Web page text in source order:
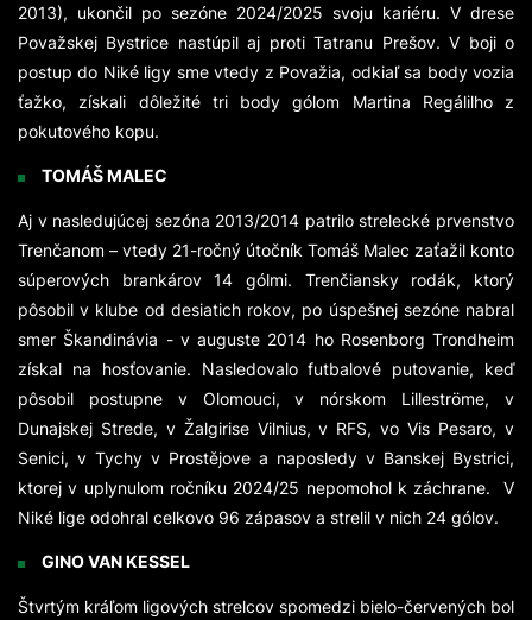
2013), ukončil po sezóne 2024/2025 svoju kariéru. V drese
Považskej Bystrice nastúpil aj proti Tatranu Prešov. V boji o
postup do Niké ligy sme vtedy z Považia, odkiaľ sa body vozia
ťažko, získali dôležité tri body gólom Martina Regálilho z
pokutového kopu.
TOMÁŠ MALEC
Aj v nasledujúcej sezóna 2013/2014 patrilo strelecké prvenstvo
Trenčanom – vtedy 21-ročný útočník Tomáš Malec zaťažil konto
súperových brankárov 14 gólmi. Trenčiansky rodák, ktorý
pôsobil v klube od desiatich rokov, po úspešnej sezóne nabral
smer Škandinávia - v auguste 2014 ho Rosenborg Trondheim
získal na hosťovanie. Nasledovalo futbalové putovanie, keď
pôsobil postupne v Olomouci, v nórskom Lilleströme, v
Dunajskej Strede, v Žalgirise Vilnius, v RFS, vo Vis Pesaro, v
Senici, v Tychy v Prostějove a naposledy v Banskej Bystrici,
ktorej v uplynulom ročníku 2024/25 nepomohol k záchrane. V
Niké lige odohral celkovo 96 zápasov a strelil v nich 24 gólov.
GINO VAN KESSEL
Štvrtým kráľom ligových strelcov spomedzi bielo-červených bol